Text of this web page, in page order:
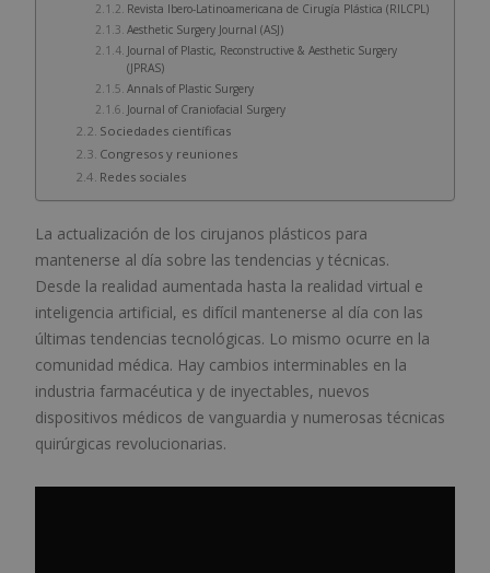
Revista Ibero-Latinoamericana de Cirugía Plástica (RILCPL)
Aesthetic Surgery Journal (ASJ)
Journal of Plastic, Reconstructive & Aesthetic Surgery
(JPRAS)
Annals of Plastic Surgery
Journal of Craniofacial Surgery
Sociedades científicas
Congresos y reuniones
Redes sociales
La actualización de los cirujanos plásticos para
mantenerse al día sobre las tendencias y técnicas.
Desde la realidad aumentada hasta la realidad virtual e
inteligencia artificial, es difícil mantenerse al día con las
últimas tendencias tecnológicas. Lo mismo ocurre en la
comunidad médica. Hay cambios interminables en la
industria farmacéutica y de inyectables, nuevos
dispositivos médicos de vanguardia y numerosas técnicas
quirúrgicas revolucionarias.